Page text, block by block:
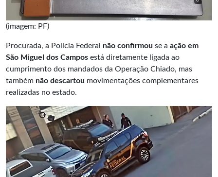
(imagem: PF)
Procurada, a Polícia Federal não confirmou se a ação em
São Miguel dos Campos está diretamente ligada ao
cumprimento dos mandados da Operação Chiado, mas
também não descartou movimentações complementares
realizadas no estado.